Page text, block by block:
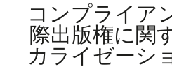
コンプライア
際出版権に関
カライゼーシ